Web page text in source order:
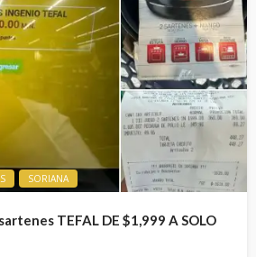
SORIANA
TEFAL DE $1,999 A SOLO